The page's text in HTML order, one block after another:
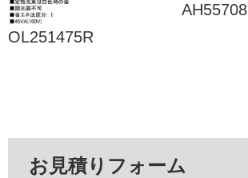
OL251475R
AH55708
お見積りフォーム